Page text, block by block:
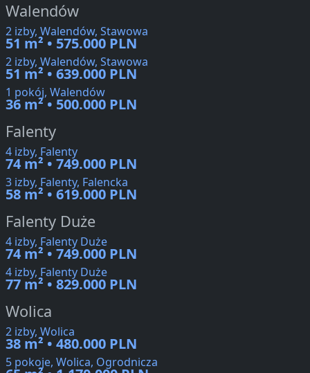
Walendów
2 izby, Walendów, Stawowa
51 m² • 575.000 PLN
2 izby, Walendów, Stawowa
51 m² • 639.000 PLN
1 pokój, Walendów
36 m² • 500.000 PLN
Falenty
4 izby, Falenty
74 m² • 749.000 PLN
3 izby, Falenty, Falencka
58 m² • 619.000 PLN
Falenty Duże
4 izby, Falenty Duże
74 m² • 749.000 PLN
4 izby, Falenty Duże
77 m² • 829.000 PLN
Wolica
2 izby, Wolica
38 m² • 480.000 PLN
5 pokoje, Wolica, Ogrodnicza